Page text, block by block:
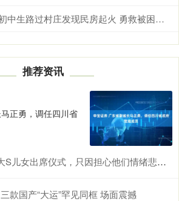
长春博时配资 天津两初中生路过村庄发现民房起火 勇救被困老人
推荐资讯
正勇，调任四川省
出席仪式，只因担心他们情绪悲痛，太用心了
款国产“大运”罕见同框 场面震撼